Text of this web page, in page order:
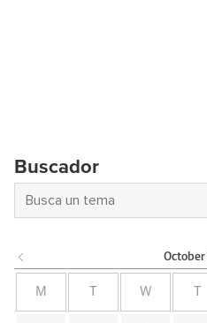
Buscador
October
M W